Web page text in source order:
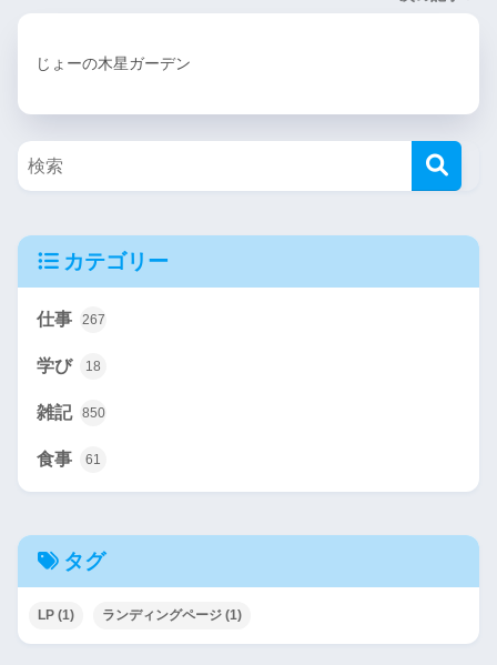
じょーの木星ガーデン
カテゴリー
仕事 267
学び 18
雑記 850
食事 61
タグ
LP (1) ランディングページ (1)